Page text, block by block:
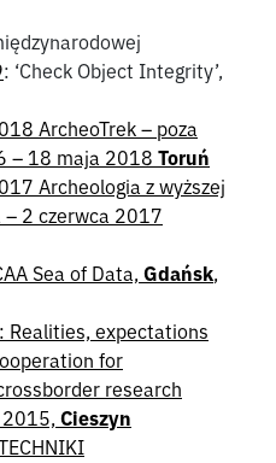
: ‘Check Object Integrity’,
ArcheoTrek – poza
– 18 maja 2018 Toruń
Archeologia z wyższej
2 czerwca 2017
Sea of Data, Gdańsk,
Realities, expectations
for
research
Cieszyn